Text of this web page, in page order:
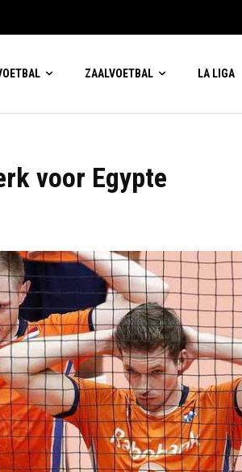
ZAALVOETBAL LA LIGA
voor Egypte